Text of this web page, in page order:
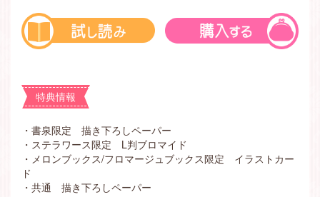
特典情報
・書泉限定 描き下ろしペーパー
・ステラワース限定 L判ブロマイド
・メロンブックス/フロマージュブックス限定 イラストカー
ド
・共通 描き下ろしペーパー